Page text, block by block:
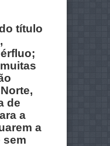
título
de
a
a
sem